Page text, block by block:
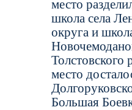
место
школа села
округа и
Толстовского
место
Большая